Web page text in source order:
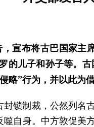
宣布将古巴国家
的儿子和孙子等。
略”行为，并以此
锁制裁，公然列名
自身。中方敦促